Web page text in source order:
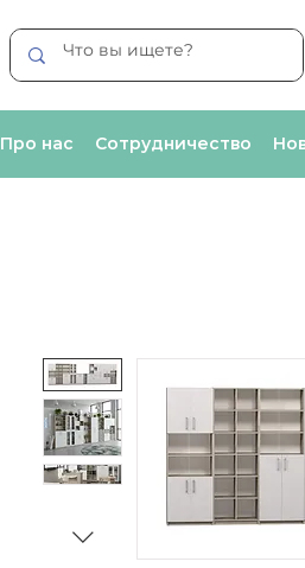
Про нас Сотрудничество